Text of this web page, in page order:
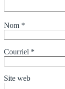
Nom *
Courriel *
Site web